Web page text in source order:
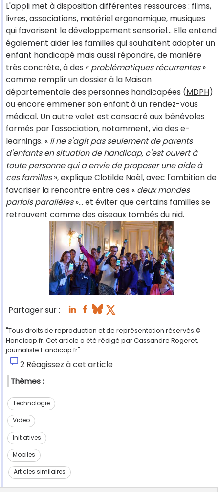
L'appli met à disposition différentes ressources : films,
livres, associations, matériel ergonomique, musiques
qui favorisent le développement sensoriel... Elle entend
également aider les familles qui souhaitent adopter un
enfant handicapé mais aussi répondre, de manière
très concrète, à des « problématiques récurrentes»
comme remplir un dossier à la Maison
départementale des personnes handicapées (MDPH)
ou encore emmener son enfant à un rendez-vous
médical. Un autre volet est consacré aux bénévoles
formés par l'association, notamment, via des e-
learnings. « Il ne s'agit pas seulement de parents
d'enfants en situation de handicap, c'est ouvert à
toute personne qui a envie de proposer une aide à
ces familles», explique Clotilde Noël, avec l'ambition de
favoriser la rencontre entre ces « deux mondes
parfois parallèles»... et éviter que certains familles se
retrouvent comme des oiseaux tombés du nid.
Partager sur :
"Tous droits de reproduction et de représentation réservés.©
Handicap.fr. Cet article a été rédigé par Cassandre Rogeret,
journaliste Handicap.fr"
2 Réagissez à cet article
Thèmes :
Technologie
Video
Initiatives
Mobiles
Articles similaires